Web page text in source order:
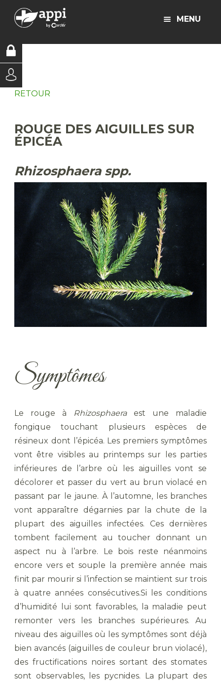
MENU
RETOUR
ROUGE DES AIGUILLES SUR
ÉPICÉA
Rhizosphaera spp.
Symptômes
Le rouge à Rhizosphaeraest une maladie
fongique touchant plusieurs espèces de
résineux dont l’épicéa. Les premiers symptômes
vont être visibles au printemps sur les parties
inférieures de l’arbre où les aiguilles vont se
décolorer et passer du vert au brun violacé en
passant par le jaune. À l’automne, les branches
vont apparaître dégarnies par la chute de la
plupart des aiguilles infectées. Ces dernières
tombent facilement au toucher donnant un
aspect nu à l’arbre. Le bois reste néanmoins
encore vers et souple la première année mais
finit par mourir si l’infection se maintient sur trois
à quatre années consécutives.Si les conditions
d’humidité lui sont favorables, la maladie peut
remonter vers les branches supérieures. Au
niveau des aiguilles où les symptômes sont déjà
bien avancés (aiguilles de couleur brun violacé),
des fructifications noires sortant des stomates
sont observables, les pycnides. La plupart des